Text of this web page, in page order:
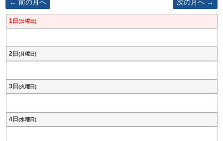
前の月へ 次の月へ
1日 (日曜日)
2日 (月曜日)
3日 (火曜日)
4日 (水曜日)